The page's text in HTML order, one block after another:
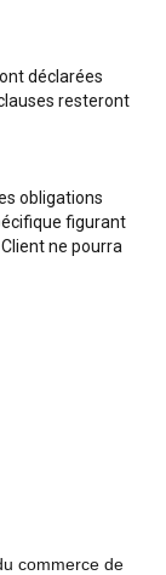
déclarées
resteront
obligations
figurant
ne pourra
commerce de